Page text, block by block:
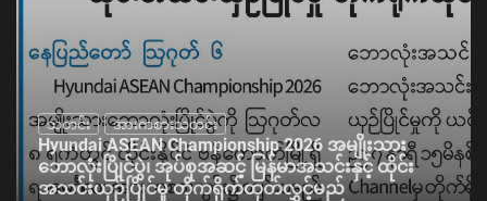
သတင်း အားကစားသတင်း
Hyundai ASEAN Championship 2026 အမျိုးသား
ဘောလုံးပြိုင်ပွဲ၊ အုပ်စုအဆင့် မြန်မာအသင်းနှင့် ထိုင်း
အသင်းယှဉ်ပြိုင်မှု တိုက်ရိုက်ထုတ်လွှင့်မည်